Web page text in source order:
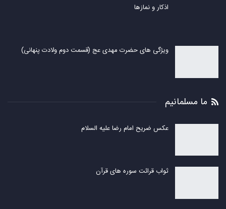
اذکار و نمازها
ویژگی های حضرت مهدی عج (قسمت دوم ولادت پنهانی)
ما مسلمانیم
عکس ضریح امام رضا علیه السلام
ثواب قرائت سوره های قرآن